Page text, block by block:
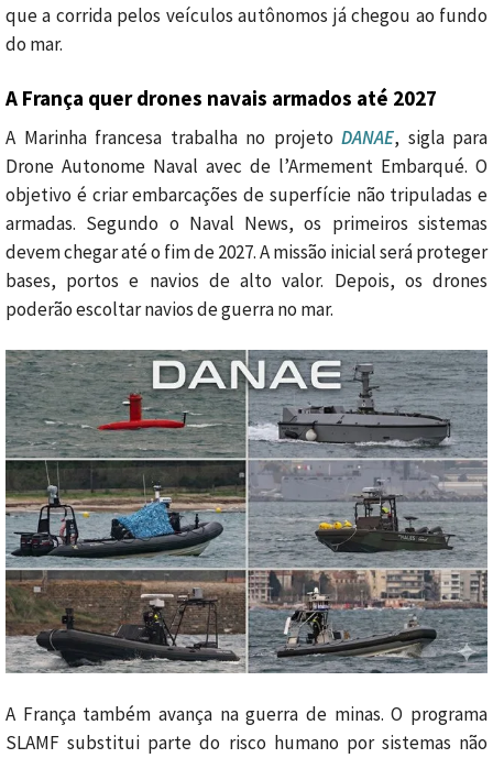
que a corrida pelos veículos autônomos já chegou ao fundo
do mar.
A França quer drones navais armados até 2027
A Marinha francesa trabalha no projeto DANAE, sigla para
Drone Autonome Naval avec de l’Armement Embarqué. O
objetivo é criar embarcações de superfície não tripuladas e
armadas. Segundo o Naval News, os primeiros sistemas
devem chegar até o fim de 2027. A missão inicial será proteger
bases, portos e navios de alto valor. Depois, os drones
poderão escoltar navios de guerra no mar.
A França também avança na guerra de minas. O programa
SLAMF substitui parte do risco humano por sistemas não